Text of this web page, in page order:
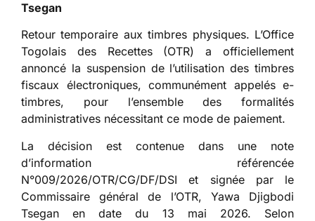
Tsegan
Retour temporaire aux timbres physiques. L’Office
Togolais des Recettes (OTR) a officiellement
annoncé la suspension de l’utilisation des timbres
fiscaux électroniques, communément appelés e-
timbres, pour l’ensemble des formalités
administratives nécessitant ce mode de paiement.
La décision est contenue dans une note
d’information référencée
N°009/2026/OTR/CG/DF/DSI et signée par le
Commissaire général de l’OTR, Yawa Djigbodi
Tsegan en date du 13 mai 2026. Selon